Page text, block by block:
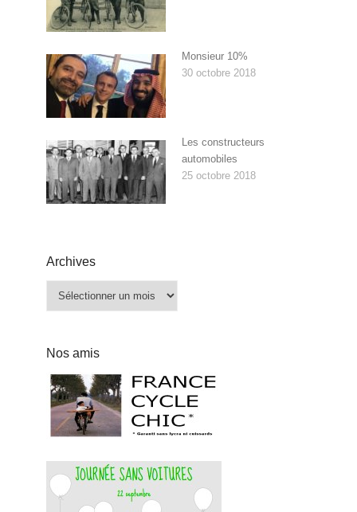
Monsieur 10%
30 octobre 2018
Les constructeurs
automobiles
25 octobre 2018
Archives
Nos amis